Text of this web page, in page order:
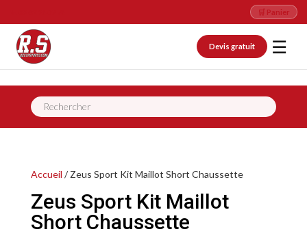
🛒 Panier
Devis gratuit ☰
Recherche
de
Accueil / Zeus Sport Kit Maillot Short Chaussette
Zeus Sport Kit Maillot
Short Chaussette